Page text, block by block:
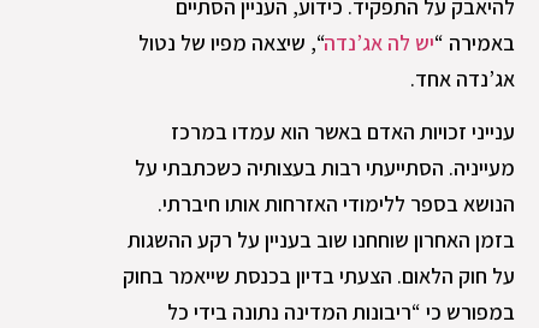
להיאבק על התפקיד. כידוע, העניין הסתיים
באמירה “יש לה אג’נדה“, שיצאה מפיו של נטול
אג’נדה אחד.
ענייני זכויות האדם באשר הוא עמדו במרכז
מעייניה. הסתייעתי רבות בעצותיה כשכתבתי על
הנושא בספר ללימודי האזרחות אותו חיברתי.
בזמן האחרון שוחחנו שוב בעניין על רקע ההשגות
על חוק הלאום. הצעתי בדיון בכנסת שייאמר בחוק
במפורש כי “ריבונות המדינה נתונה בידי כל